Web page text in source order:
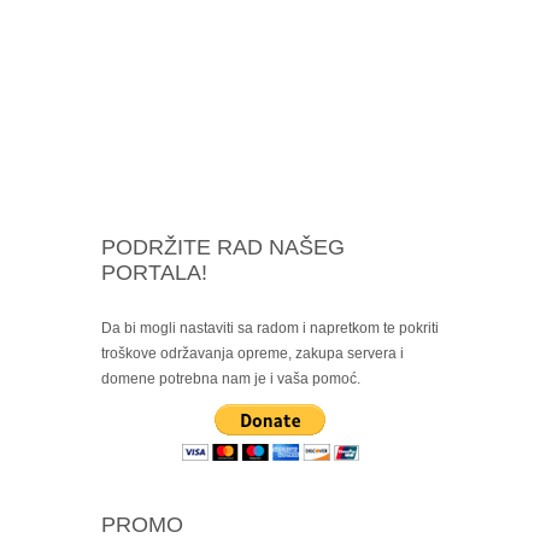
PODRŽITE RAD NAŠEG
PORTALA!
Da bi mogli nastaviti sa radom i napretkom te pokriti
troškove održavanja opreme, zakupa servera i
domene potrebna nam je i vaša pomoć.
PROMO